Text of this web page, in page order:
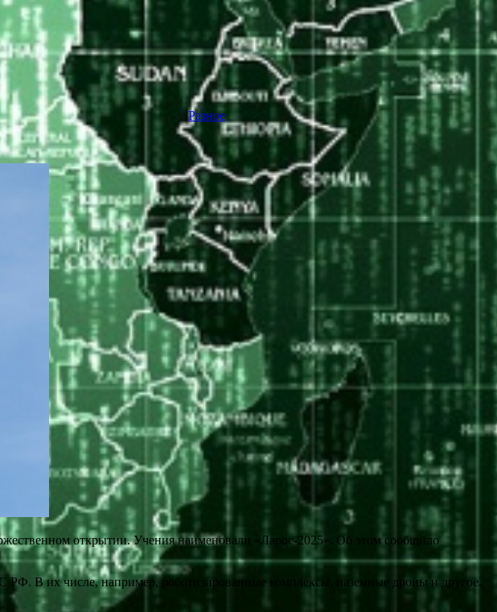
Разное
открытии. Учения наименовали «Ларос-2025». Об этом сообщило
РФ. В их числе, например, роботизированные комплексы, наземные дроны и другое.